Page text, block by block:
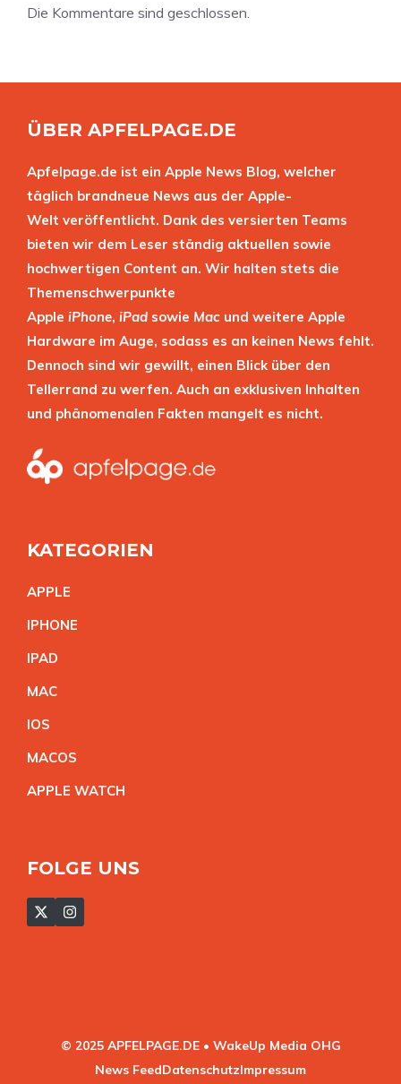
Die Kommentare sind geschlossen.
ÜBER APFELPAGE.DE
Apfelpage.de ist ein Apple News Blog, welcher
täglich brandneue News aus der Apple-
Welt veröffentlicht. Dank des versierten Teams
bieten wir dem Leser ständig aktuellen sowie
hochwertigen Content an. Wir halten stets die
Themenschwerpunkte
Apple iPhone, iPad sowie Mac und weitere Apple
Hardware im Auge, sodass es an keinen News fehlt.
Dennoch sind wir gewillt, einen Blick über den
Tellerrand zu werfen. Auch an exklusiven Inhalten
und phänomenalen Fakten mangelt es nicht.
KATEGORIEN
APPLE
IPHONE
IPAD
MAC
IOS
MACOS
APPLE WATCH
FOLGE UNS
© 2025 APFELPAGE.DE • WakeUp Media OHG
News FeedDatenschutzImpressum